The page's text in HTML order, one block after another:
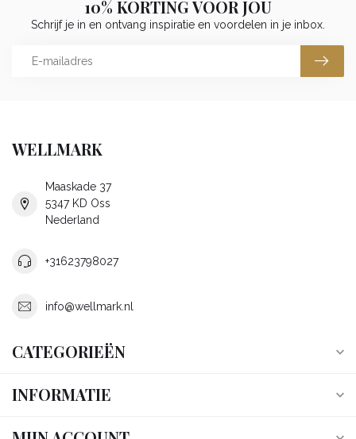
10% KORTING VOOR JOU
Schrijf je in en ontvang inspiratie en voordelen in je inbox.
WELLMARK
Maaskade 37
5347 KD Oss
Nederland
+31623798027
info@wellmark.nl
CATEGORIEËN
INFORMATIE